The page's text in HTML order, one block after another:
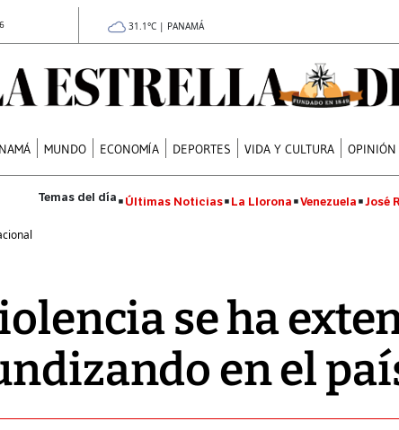
31.1°C | PANAMÁ
MUNDO ECONOMÍA DEPORTES VIDA Y CULTURA OPINIÓN
Últimas Noticias La Llorona Venezuela José
se ha
en el